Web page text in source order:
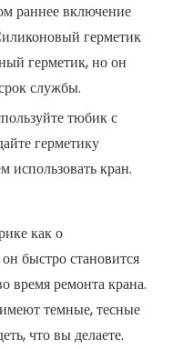
раннее включение
герметик
герметик, но он
службы.
тюбик с
герметику
использовать кран.
как о
быстро становится
время ремонта крана.
темные, тесные
что вы делаете.